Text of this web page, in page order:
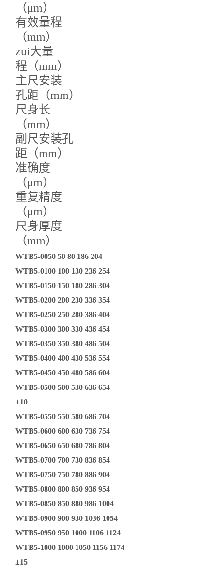
（μm）
有效量程
（mm）
zui大量
程（mm）
主尺安装
孔距（mm）
尺身长
（mm）
副尺安装孔
距（mm）
准确度
（μm）
重复精度
（μm）
尺身厚度
（mm）
WTB5-0050 50 80 186 204
WTB5-0100 100 130 236 254
WTB5-0150 150 180 286 304
WTB5-0200 200 230 336 354
WTB5-0250 250 280 386 404
WTB5-0300 300 330 436 454
WTB5-0350 350 380 486 504
WTB5-0400 400 430 536 554
WTB5-0450 450 480 586 604
WTB5-0500 500 530 636 654
±10
WTB5-0550 550 580 686 704
WTB5-0600 600 630 736 754
WTB5-0650 650 680 786 804
WTB5-0700 700 730 836 854
WTB5-0750 750 780 886 904
WTB5-0800 800 850 936 954
WTB5-0850 850 880 986 1004
WTB5-0900 900 930 1036 1054
WTB5-0950 950 1000 1106 1124
WTB5-1000 1000 1050 1156 1174
±15